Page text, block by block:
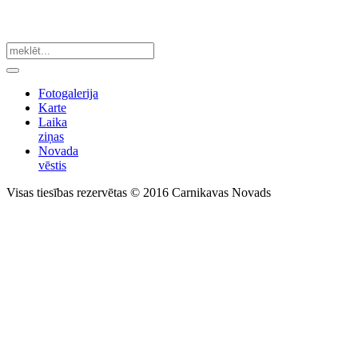
Fotogalerija
Karte
Laika
ziņas
Novada
vēstis
Visas tiesības rezervētas © 2016 Carnikavas Novads